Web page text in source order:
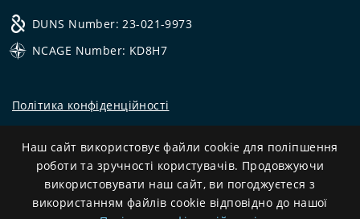
DUNS Number: 23-021-9973
NCAGE Number: KD8H7
Політика конфіденційності
CRYSTAL.TAX—ОФШОРНИЙ ЕКСПЕРТ №❶
Development
and support
Наш сайт використовує файли cookie для поліпшення
роботи та зручності користувачів. Продовжуючи
використовувати наш сайт, ви погоджуєтеся з
використанням файлів cookie відповідно до нашої